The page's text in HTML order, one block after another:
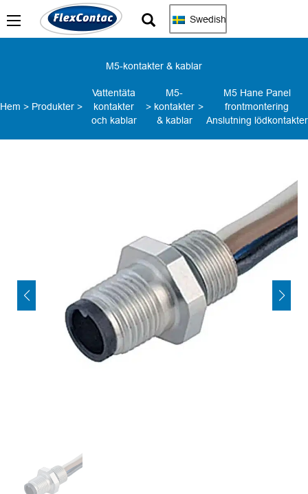
Swedish
M5-kontakter & kablar
Hem > Produkter >
Vattentäta
kontakter
och kablar
>
M5-
kontakter
& kablar
>
M5 Hane Panel
frontmontering
Anslutning lödkontakter